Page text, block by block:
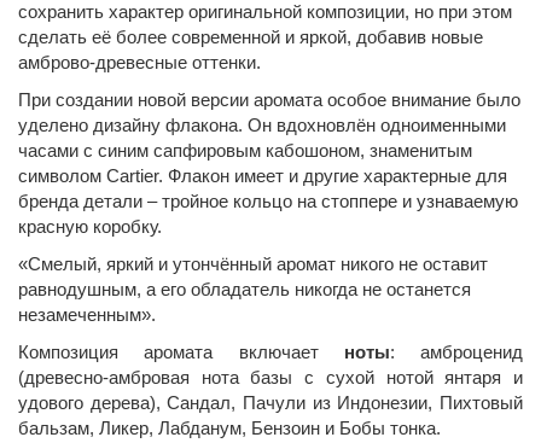
сохранить характер оригинальной композиции, но при этом
сделать её более современной и яркой, добавив новые
амброво-древесные оттенки.
При создании новой версии аромата особое внимание было
уделено дизайну флакона. Он вдохновлён одноименными
часами с синим сапфировым кабошоном, знаменитым
символом Cartier. Флакон имеет и другие характерные для
бренда детали – тройное кольцо на стоппере и узнаваемую
красную коробку.
«Смелый, яркий и утончённый аромат никого не оставит
равнодушным, а его обладатель никогда не останется
незамеченным».
Композиция аромата включает ноты: амброценид
(древесно-амбровая нота базы с сухой нотой янтаря и
удового дерева), Сандал, Пачули из Индонезии, Пихтовый
бальзам, Ликер, Лабданум, Бензоин и Бобы тонка.